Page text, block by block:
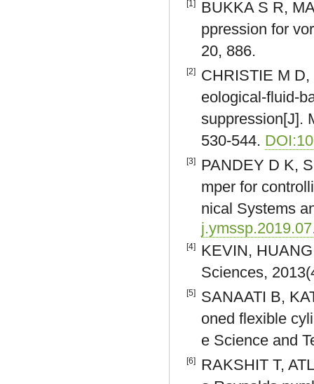
[1]
BUKKA S R,
ppression for
20, 886.
[2]
CHRISTIE M
eological-fluid-
suppression[J].
530-544.
[3]
PANDEY D K,
mper for
nical Systems
[4]
KEVIN,
Sciences,
[5]
SANAATI B,
oned flexible
e Science and
[6]
RAKSHIT T,